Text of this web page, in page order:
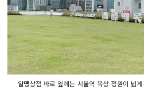
알맹상점 바로 옆에는 서울역 옥상 정원이 넓